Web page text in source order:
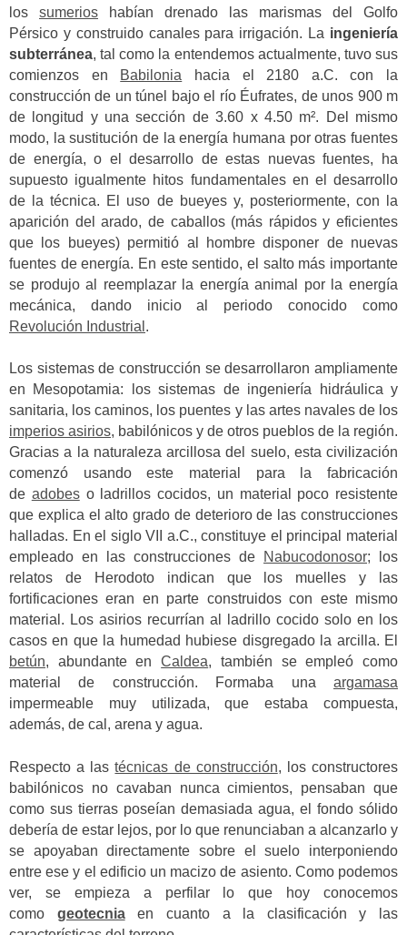
los sumerios habían drenado las marismas del Golfo
Pérsico y construido canales para irrigación. La ingeniería
subterránea, tal como la entendemos actualmente, tuvo sus
comienzos en
Babilonia hacia el 2180 a.C. con la
construcción de un túnel bajo el río Éufrates, de unos 900 m
de longitud y una sección de 3.60 x 4.50 m². Del mismo
modo, la sustitución de la energía humana por otras fuentes
de energía, o el desarrollo de estas nuevas fuentes, ha
supuesto igualmente hitos fundamentales en el desarrollo
de la técnica. El uso de bueyes y, posteriormente, con la
aparición del arado, de caballos (más rápidos y eficientes
que los bueyes) permitió al hombre disponer de nuevas
fuentes de energía. En este sentido, el salto más importante
se produjo al reemplazar la energía animal por la energía
mecánica, dando inicio al periodo conocido como
Revolución Industrial .
Los sistemas de construcción se desarrollaron ampliamente
en Mesopotamia: los sistemas de ingeniería hidráulica y
sanitaria, los caminos, los puentes y las artes navales de los
imperios asirios, babilónicos y de otros pueblos de la región.
Gracias a la naturaleza arcillosa del suelo, esta civilización
comenzó usando este material para la fabricación
de adobeso ladrillos cocidos, un material poco resistente
que explica el alto grado de deterioro de las construcciones
halladas. En el siglo VII a.C., constituye el principal material
empleado en las construcciones de
Nabucodonosor; los
relatos de Herodoto indican que los muelles y las
fortificaciones eran en parte construidos con este mismo
material. Los asirios recurrían al ladrillo cocido solo en los
casos en que la humedad hubiese disgregado la arcilla. El
betún, abundante enCaldea, también se empleó como
material de construcción. Formaba una argamasa
impermeable muy utilizada, que estaba compuesta,
además, de cal, arena y agua.
Respecto a lastécnicas de construcción, los constructores
babilónicos no cavaban nunca cimientos, pensaban que
como sus tierras poseían demasiada agua, el fondo sólido
debería de estar lejos, por lo que renunciaban a alcanzarlo y
se apoyaban directamente sobre el suelo interponiendo
entre ese y el edificio un macizo de asiento. Como podemos
ver, se empieza a perfilar lo que hoy conocemos
como geotecniaen cuanto a la clasificación y las